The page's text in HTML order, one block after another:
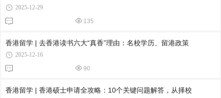
2025-12-29
135
香港留学 | 去香港读书六大“真香”理由：名校学历、留港政策
2025-12-16
90
香港留学 | 香港硕士申请全攻略：10个关键问题解答，从择校